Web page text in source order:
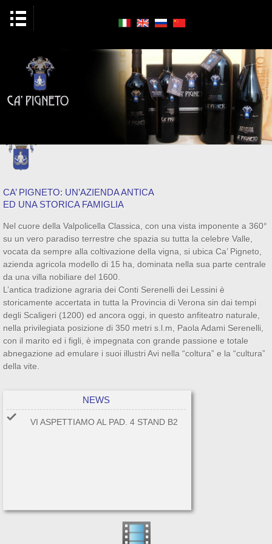
CA’ PIGNETO: UN’AZIENDA ANTICA
ED UNA STORICA FAMIGLIA
Nel cuore della Valpolicella Classica, con una vista imponente a 360°
su un vero paradiso terrestre che spazia su tutta la celebre Valle,
vocata da sempre alla coltivazione della vigna, si ubica Ca’ Pigneto,
azienda agricola modello di 15 ha, dominata nella sua parte centrale
da una villa nobiliare del 1600.
L’antica tradizione agraria dei Conti Serenelli dei Lessini è
storicamente accertata in tutta la Provincia di Verona sin dai tempi
degli Scaligeri (1200) ed ancora oggi, in questo anfiteatro naturale,
nella privilegiata posizione di 350 metri s.l.m, Paola Adami Serenelli,
con il marito ed i figli, è impegnata con grande passione e totale
abnegazione ad emulare i suoi illustri Avi nella “coltura” e la “cultura”
della vite.
NEWS
VI ASPETTIAMO AL PAD. 4 STAND B2